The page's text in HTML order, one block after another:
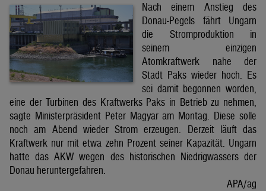
Nach einem Anstieg des
Donau-Pegels fährt Ungarn
die Stromproduktion in
seinem einzigen
Atomkraftwerk nahe der
Stadt Paks wieder hoch. Es
sei damit begonnen worden,
eine der Turbinen des Kraftwerks Paks in Betrieb zu nehmen,
sagte Ministerpräsident Peter Magyar am Montag. Diese solle
noch am Abend wieder Strom erzeugen. Derzeit läuft das
Kraftwerk nur mit etwa zehn Prozent seiner Kapazität. Ungarn
hatte das AKW wegen des historischen Niedrigwassers der
Donau heruntergefahren.
APA/ag